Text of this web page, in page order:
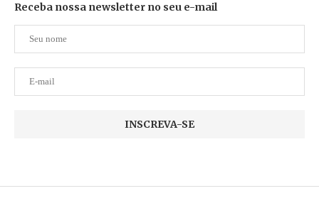
Receba nossa newsletter no seu e-mail